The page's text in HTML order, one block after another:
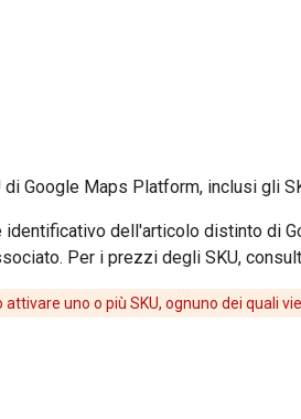
Google Maps Platform, inclusi gli
identificativo dell'articolo distinto di
Per i prezzi degli SKU,
attivare uno o più SKU, ognuno dei quali